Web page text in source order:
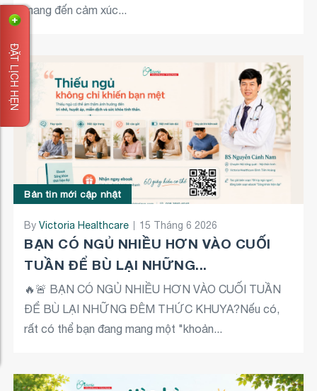
mang đến cảm xúc...
Bản tin mới cập nhật
ByVictoria Healthcare 15 Tháng 6 2026
BẠN CÓ NGỦ NHIỀU HƠN VÀO CUỐI
TUẦN ĐỂ BÙ LẠI NHỮNG...
🔥🚨 BẠN CÓ NGỦ NHIỀU HƠN VÀO CUỐI TUẦN
ĐỂ BÙ LẠI NHỮNG ĐÊM THỨC KHUYA?Nếu có,
rất có thể bạn đang mang một "khoản...
ĐẶT LỊCH HẸN